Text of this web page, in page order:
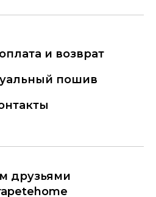
и возврат
пошив
друзьями